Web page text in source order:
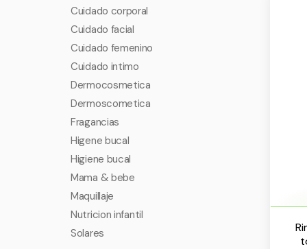
Cuidado corporal
Cuidado facial
Cuidado femenino
Cuidado intimo
Dermocosmetica
Dermoscometica
Fragancias
Higene bucal
Higiene bucal
Mama & bebe
Maquillaje
Nutricion infantil
Solares